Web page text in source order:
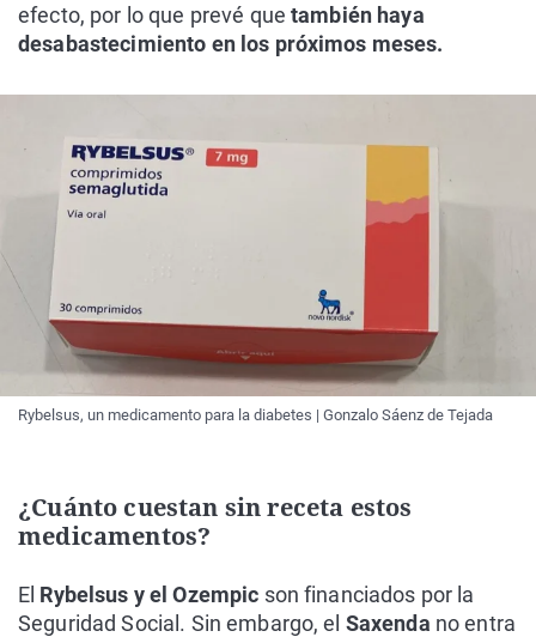
efecto, por lo que prevé que también haya
desabastecimiento en los próximos meses.
Rybelsus, un medicamento para la diabetes | Gonzalo Sáenz de Tejada
¿Cuánto cuestan sin receta estos
medicamentos?
El Rybelsus y el Ozempic son financiados por la
Seguridad Social. Sin embargo, el Saxenda no entra